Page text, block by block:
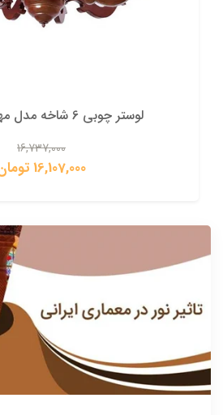
لوستر چوبی 6 شاخه مدل مهتاب تک کار
16,737,000
16,107,000 تومان